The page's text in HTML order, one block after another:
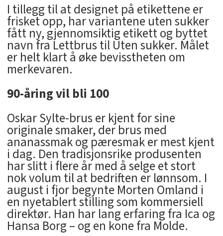
I tillegg til at designet på etikettene er
frisket opp, har variantene uten sukker
fått ny, gjennomsiktig etikett og byttet
navn fra Lettbrus til Uten sukker. Målet
er helt klart å øke bevisstheten om
merkevaren.
90-åring vil bli 100
Oskar Sylte-brus er kjent for sine
originale smaker, der brus med
ananassmak og pæresmak er mest kjent
i dag. Den tradisjonsrike produsenten
har slitt i flere år med å selge et stort
nok volum til at bedriften er lønnsom. I
august i fjor begynte Morten Omland i
en nyetablert stilling som kommersiell
direktør. Han har lang erfaring fra Ica og
Hansa Borg – og en kone fra Molde.